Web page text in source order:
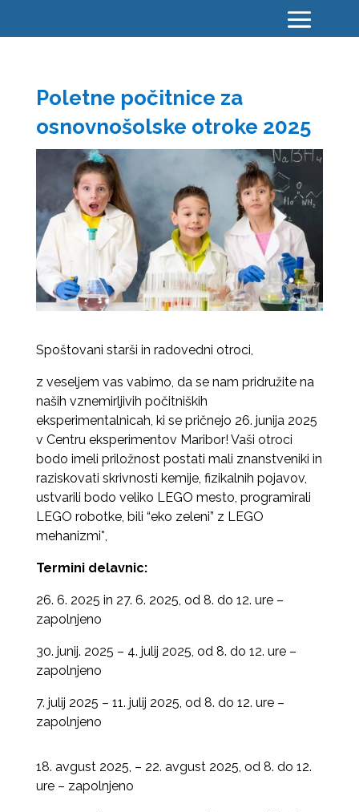
Poletne počitnice za
osnovnošolske otroke 2025
Spoštovani starši in radovedni otroci,
z veseljem vas vabimo, da se nam pridružite na
naših vznemirljivih počitniških
eksperimentalnicah, ki se pričnejo 26. junija 2025
v Centru eksperimentov Maribor! Vaši otroci
bodo imeli priložnost postati mali znanstveniki in
raziskovati skrivnosti kemije, fizikalnih pojavov,
ustvarili bodo veliko LEGO mesto, programirali
LEGO robotke, bili “eko zeleni” z LEGO
mehanizmi*,
Termini delavnic:
26. 6. 2025 in 27. 6. 2025, od 8. do 12. ure –
zapolnjeno
30. junij. 2025 – 4. julij 2025, od 8. do 12. ure –
zapolnjeno
7. julij 2025 – 11. julij 2025, od 8. do 12. ure –
zapolnjeno
18. avgust 2025, – 22. avgust 2025, od 8. do 12.
ure – zapolnjeno